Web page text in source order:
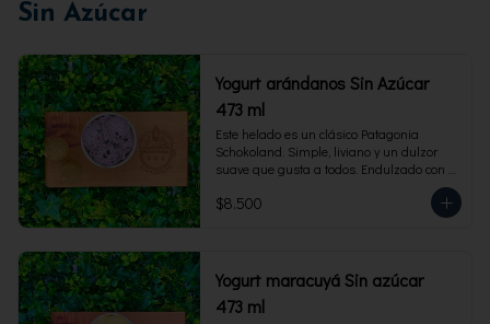
Sin Azúcar
Yogurt arándanos Sin Azúcar
473 ml
Este helado es un clásico Patagonia
Schokoland. Simple, liviano y un dulzor
suave que gusta a todos. Endulzado con
fructosa.Envase familiar 473 ml. Rinde 4
porciones.
$8.500
Yogurt maracuyá Sin azúcar
473 ml